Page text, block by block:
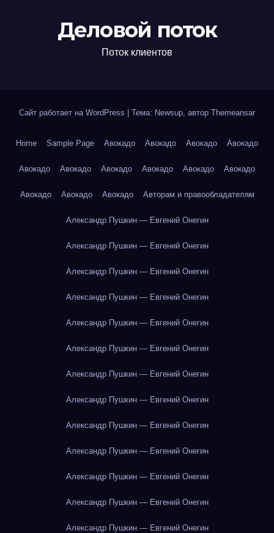
Деловой поток
Поток клиентов
Сайт работает на WordPress Тема: Newsup, автор Themeansar
Home Sample Page Авокадо Авокадо Авокадо Авокадо
Авокадо Авокадо Авокадо Авокадо Авокадо Авокадо
Авокадо Авокадо Авокадо Авторам и правообладателям
Александр Пушкин — Евгений Онегин
Александр Пушкин — Евгений Онегин
Александр Пушкин — Евгений Онегин
Александр Пушкин — Евгений Онегин
Александр Пушкин — Евгений Онегин
Александр Пушкин — Евгений Онегин
Александр Пушкин — Евгений Онегин
Александр Пушкин — Евгений Онегин
Александр Пушкин — Евгений Онегин
Александр Пушкин — Евгений Онегин
Александр Пушкин — Евгений Онегин
Александр Пушкин — Евгений Онегин
Александр Пушкин — Евгений Онегин